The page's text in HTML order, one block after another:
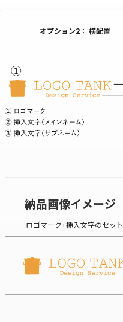
オプション2： 横配置
納品画像イメージ
ロゴマーク+挿入文字のセット